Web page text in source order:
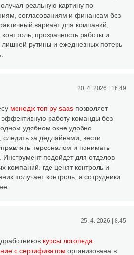
реальную картину по
согласованиям и финансам без
вариант для компаний,
прозрачность работы и
лишней рутины и ежедневных потерь
20. 4. 2026 | 16.49
менедж топ ру saas позволяет
работу команды без
удобном окне удобно
следить за дедлайнами, вести
персоналом и понимать
Инструмент подойдет для отделов
компаний, где ценят контроль и
получает контроль, а сотрудники
25. 4. 2026 | 8.45
курсы логопеда
с сертификатом организована в